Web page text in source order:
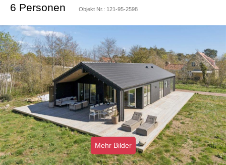
6 Personen Objekt Nr.: 121-95-2598
Mehr Bilder